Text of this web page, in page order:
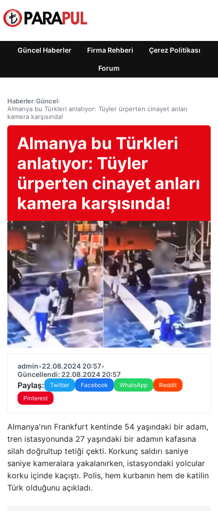
Güncel Haberler Firma Rehberi Çerez Politikası
Forum
Haberler›Güncel›
Almanya bu Türkleri anlatıyor: Tüyler ürperten cinayet anları
kamera karşısında!
Almanya bu Türkleri
anlatıyor: Tüyler
ürperten cinayet anları
kamera karşısında!
admin•22.08.2024 20:57•
Güncellendi: 22.08.2024 20:57
Paylaş: Twitter Facebook WhatsApp
Reddit
Pinterest
Almanya'nın Frankfurt kentinde 54 yaşındaki bir adam,
tren istasyonunda 27 yaşındaki bir adamın kafasına
silah doğrultup tetiği çekti. Korkunç saldırı saniye
saniye kameralara yakalanırken, istasyondaki yolcular
korku içinde kaçıştı. Polis, hem kurbanın hem de katilin
Türk olduğunu açıkladı.